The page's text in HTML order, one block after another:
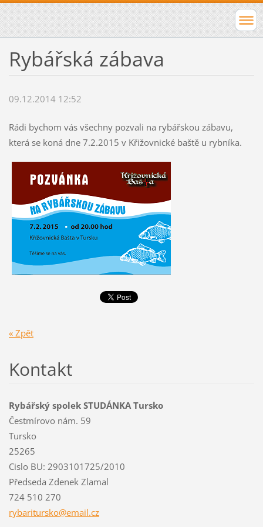
Rybářská zábava
09.12.2014 12:52
Rádi bychom vás všechny pozvali na rybářskou zábavu,
která se koná dne 7.2.2015 v Křižovnické baště u rybníka.
« Zpět
Kontakt
Rybářský spolek STUDÁNKA Tursko
Čestmírovo nám. 59
Tursko
25265
Cislo BU: 2903101725/2010
Předseda Zdenek Zlamal
724 510 270
rybaritursko@email.cz